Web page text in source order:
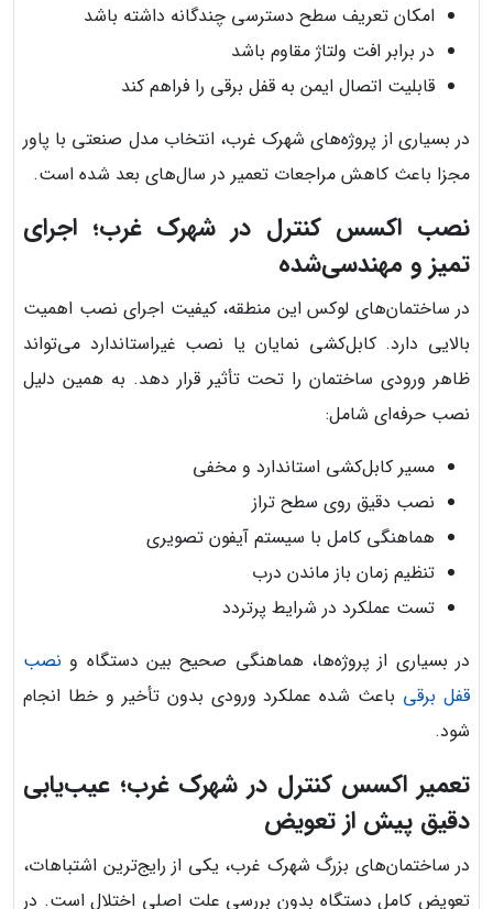
امکان تعریف سطح دسترسی چندگانه داشته باشد
در برابر افت ولتاژ مقاوم باشد
قابلیت اتصال ایمن به قفل برقی را فراهم کند
در بسیاری از پروژه‌های شهرک غرب، انتخاب مدل صنعتی با پاور
مجزا باعث کاهش مراجعات تعمیر در سال‌های بعد شده است.
نصب اکسس کنترل در شهرک غرب؛ اجرای
تمیز و مهندسی‌شده
در ساختمان‌های لوکس این منطقه، کیفیت اجرای نصب اهمیت
بالایی دارد. کابل‌کشی نمایان یا نصب غیراستاندارد می‌تواند
ظاهر ورودی ساختمان را تحت تأثیر قرار دهد. به همین دلیل
نصب حرفه‌ای شامل:
مسیر کابل‌کشی استاندارد و مخفی
نصب دقیق روی سطح تراز
هماهنگی کامل با سیستم آیفون تصویری
تنظیم زمان باز ماندن درب
تست عملکرد در شرایط پرتردد
در بسیاری از پروژه‌ها، هماهنگی صحیح بین دستگاه و نصب
قفل برقی باعث شده عملکرد ورودی بدون تأخیر و خطا انجام
شود.
تعمیر اکسس کنترل در شهرک غرب؛ عیب‌یابی
دقیق پیش از تعویض
در ساختمان‌های بزرگ شهرک غرب، یکی از رایج‌ترین اشتباهات،
تعویض کامل دستگاه بدون بررسی علت اصلی اختلال است. در